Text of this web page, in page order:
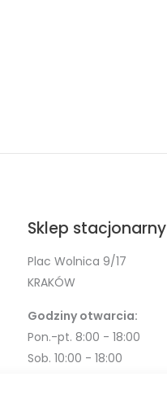
Sklep stacjonarny
Plac Wolnica 9/17
KRAKÓW
Godziny otwarcia:
Pon.-pt. 8:00 - 18:00
Sob. 10:00 - 18:00